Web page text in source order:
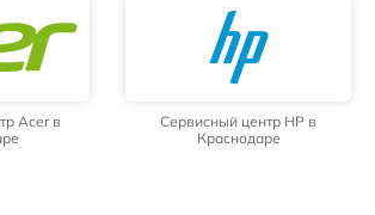
Acer в
Сервисный центр HP в
Краснодаре